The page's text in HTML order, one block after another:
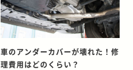
車のアンダーカバーが壊れた！修
理費用はどのくらい？